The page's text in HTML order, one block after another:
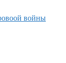
войны